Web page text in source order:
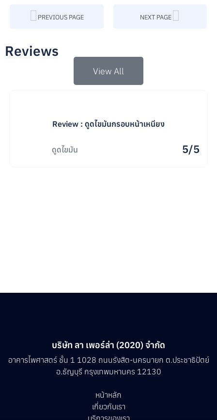
PREVIOUS PAGE NEXT PAGE
Reviews
View All
Review : ดูดไขมันกรอบหน้าเหนียง
ดูดไขมัน 5/5
บริษัท ลา เพอร์ล่า (2020) จำกัด
อาคารไพศาสตร์ ชั้น 1 1028 ถนนรังสิต-นครนายก ต.ประชาธิปัตย์
อ.ธัญบุรี กรุงเทพมหานคร 12130
หน้าหลัก
เกี่ยวกับเรา
บริการของเรา